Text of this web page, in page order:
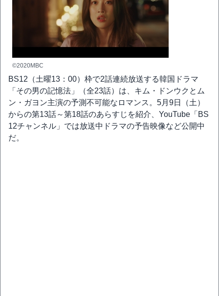
©2020MBC
BS12（土曜13：00）枠で2話連続放送する韓国ドラマ
「その男の記憶法」（全23話）は、キム・ドンウクとム
ン・ガヨン主演の予測不可能なロマンス。5月9日（土）
からの第13話～第18話のあらすじを紹介、YouTube「BS
12チャンネル」では放送中ドラマの予告映像など公開中
だ。